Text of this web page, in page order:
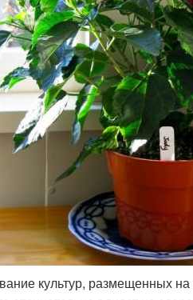
культур, размещенных на